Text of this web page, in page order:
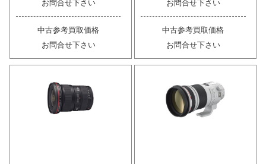
お問合せ下さい
中古参考買取価格
お問合せ下さい
お問合せ下さい
中古参考買取価格
お問合せ下さい